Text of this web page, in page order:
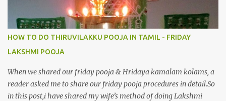
HOW TO DO THIRUVILAKKU POOJA IN TAMIL - FRIDAY
LAKSHMI POOJA
When we shared our friday pooja & Hridaya kamalam kolams, a
reader asked me to share our friday pooja procedures in detail.So
in this post,i have shared my wife’s method of doing Lakshmi